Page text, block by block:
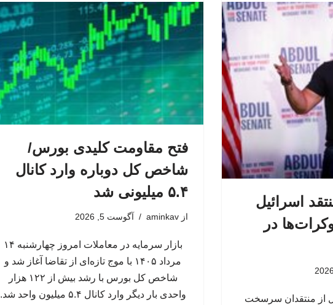
اسرائیل
در
از منتقدان سرسخت
فتح مقاومت کلیدی بورس/
شاخص کل دوباره وارد کانال
۵.۴ میلیونی شد
از aminkav آگوست 5, 2026
بازار سرمایه در معاملات امروز چهارشنبه ۱۴
مرداد ۱۴۰۵ با موج تازه‌ای از تقاضا آغاز شد و
شاخص کل بورس با رشد بیش از ۱۲۲ هزار
واحدی بار دیگر وارد کانال ۵.۴ میلیون واحد شد.